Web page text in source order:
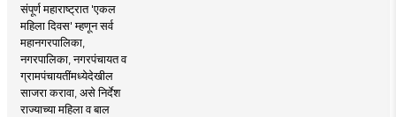
संपूर्ण महाराष्ट्रात 'एकल
महिला दिवस' म्हणून सर्व
महानगरपालिका,
नगरपालिका, नगरपंचायत व
ग्रामपंचायतींमध्येदेखील
साजरा करावा, असे निर्देश
राज्याच्या महिला व बाल